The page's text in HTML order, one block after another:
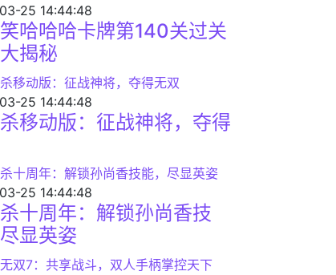
25 14:44:48
哈哈哈卡牌第140关过关
揭秘
25 14:44:48
移动版：征战神将，夺得
25 14:44:48
十周年：解锁孙尚香技
显英姿